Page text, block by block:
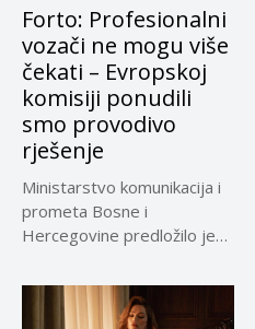
Forto: Profesionalni
vozači ne mogu više
čekati – Evropskoj
komisiji ponudili
smo provodivo
rješenje
Ministarstvo komunikacija i
prometa Bosne i
Hercegovine predložilo je
privremeno...